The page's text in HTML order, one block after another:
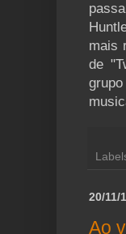
mais
de
20/11/
Ao